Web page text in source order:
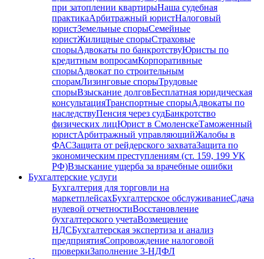
при затоплении квартирыНаша судебная
практикаАрбитражный юристНалоговый
юристЗемельные спорыСемейные
юристЖилищные спорыСтраховые
спорыАдвокаты по банкротствуЮристы по
кредитным вопросамКорпоративные
спорыАдвокат по строительным
спорамЛизинговые спорыТрудовые
спорыВзыскание долговБесплатная юридическая
консультацияТранспортные спорыАдвокаты по
наследствуПенсия через судБанкротство
физических лицЮрист в СмоленскеТаможенный
юристАрбитражный управляющийЖалобы в
ФАСЗащита от рейдерского захватаЗащита по
экономическим преступлениям (ст. 159, 199 УК
РФ)Взыскание ущерба за врачебные ошибки
Бухгалтерские услуги
Бухгалтерия для торговли на
маркетплейсахБухгалтерское обслуживаниеСдача
нулевой отчетностиВосстановление
бухгалтерского учетаВозмещение
НДСБухгалтерская экспертиза и анализ
предприятияСопровождение налоговой
проверкиЗаполнение 3-НДФЛ